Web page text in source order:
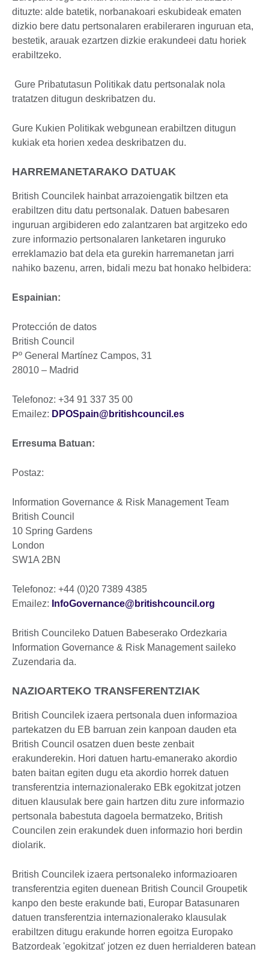
dituzte: alde batetik, norbanakoari eskubideak ematen
dizkio bere datu pertsonalaren erabileraren inguruan eta,
bestetik, arauak ezartzen dizkie erakundeei datu horiek
erabiltzeko.
Gure Pribatutasun Politikak datu pertsonalak nola
tratatzen ditugun deskribatzen du.
Gure Kukien Politikak webgunean erabiltzen ditugun
kukiak eta horien xedea deskribatzen du.
HARREMANETARAKO DATUAK
British Councilek hainbat arrazoiengatik biltzen eta
erabiltzen ditu datu pertsonalak. Datuen babesaren
inguruan argibideren edo zalantzaren bat argitzeko edo
zure informazio pertsonalaren lanketaren inguruko
erreklamazio bat dela eta gurekin harremanetan jarri
nahiko bazenu, arren, bidali mezu bat honako helbidera:
Espainian:
Protección de datos
British Council
Pº General Martínez Campos, 31
28010 – Madrid
Telefonoz: +34 91 337 35 00
Emailez: DPOSpain@britishcouncil.es
Erresuma Batuan:
Postaz:
Information Governance & Risk Management Team
British Council
10 Spring Gardens
London
SW1A 2BN
Telefonoz: +44 (0)20 7389 4385
Emailez: InfoGovernance@britishcouncil.org
British Councileko Datuen Babeserako Ordezkaria
Information Governance & Risk Management saileko
Zuzendaria da.
NAZIOARTEKO TRANSFERENTZIAK
British Councilek izaera pertsonala duen informazioa
partekatzen du EB barruan zein kanpoan dauden eta
British Council osatzen duen beste zenbait
erakunderekin. Hori datuen hartu-emanerako akordio
baten baitan egiten dugu eta akordio horrek datuen
transferentzia internazionalerako EBk egokitzat jotzen
dituen klausulak bere gain hartzen ditu zure informazio
pertsonala babestuta dagoela bermatzeko, British
Councilen zein erakundek duen informazio hori berdin
diolarik.
British Councilek izaera pertsonaleko informazioaren
transferentzia egiten duenean British Council Groupetik
kanpo den beste erakunde bati, Europar Batasunaren
datuen transferentzia internazionalerako klausulak
erabiltzen ditugu erakunde horren egoitza Europako
Batzordeak 'egokitzat' jotzen ez duen herrialderen batean